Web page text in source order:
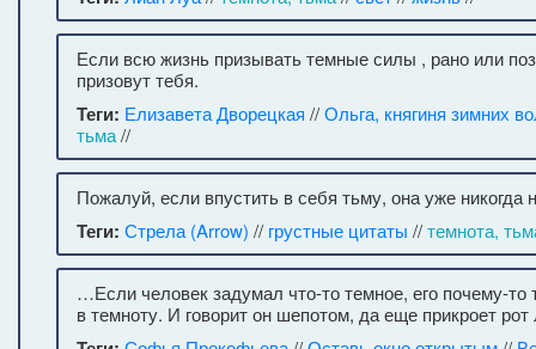
Если всю жизнь призывать темные силы , рано или
призовут тебя.
Теги: Елизавета Дворецкая //Ольга, княгиня зимних
тьма//
Пожалуй, если впустить в себя тьму, она уже никогда
Теги: Стрела (Arrow) // грустные цитаты //темнота,
…Если человек задумал что-то темное, его почему-то
в темноту. И говорит он шепотом, да еще прикроет